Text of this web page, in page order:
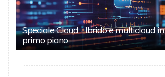
Speciale Cloud - Ibrido e multicloud in
primo piano